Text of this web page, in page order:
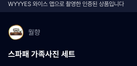
WYYYES 와이스 앱으로 촬영한 인증된 상품입니다
월향
스파패 가족사진 세트